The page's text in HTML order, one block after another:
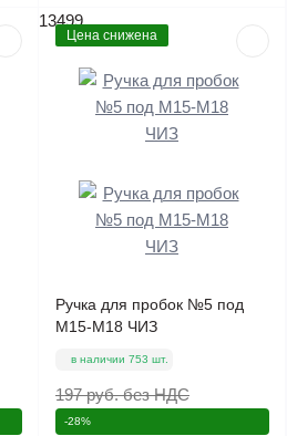
13499
Цена снижена
Ручка для пробок №5 под
М15-М18 ЧИЗ
в наличии 753 шт.
197 руб.без НДС
-28%